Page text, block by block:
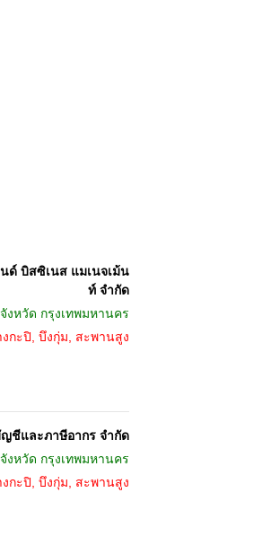
ด์ บิสซิเนส แมเนจเม้น
ท์ จำกัด
จังหวัด กรุงเทพมหานคร
กะปิ, บึงกุ่ม, สะพานสูง
ชีและภาษีอากร จำกัด
จังหวัด กรุงเทพมหานคร
กะปิ, บึงกุ่ม, สะพานสูง